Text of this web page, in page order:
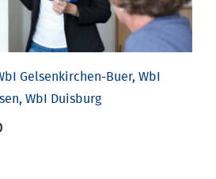
Gelsenkirchen-Buer, WbI
WbI Duisburg